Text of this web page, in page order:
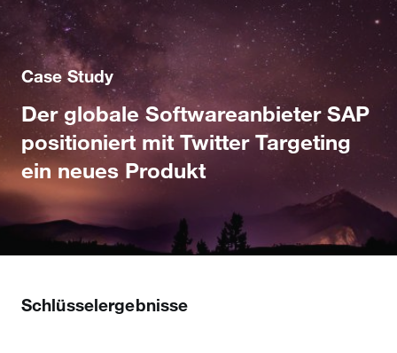
Case Study
Der globale Softwareanbieter SAP
positioniert mit Twitter Targeting
ein neues Produkt
Schlüsselergebnisse